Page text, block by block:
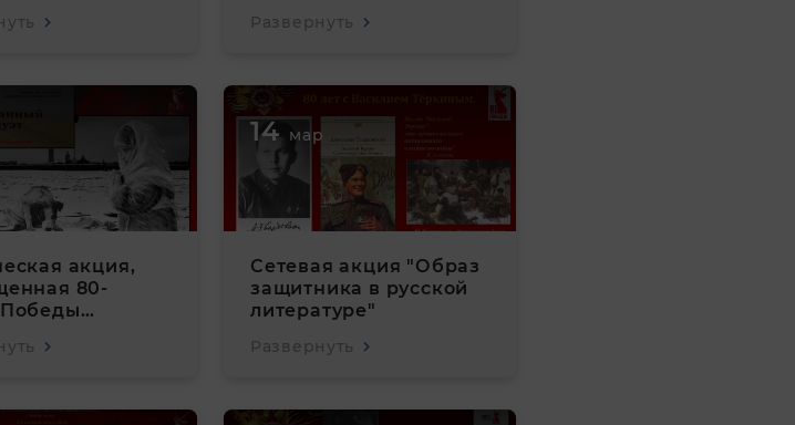
Развернуть
акция,
80-
войне
14 мар
Сетевая акция "Образ
защитника в русской
литературе"
Развернуть